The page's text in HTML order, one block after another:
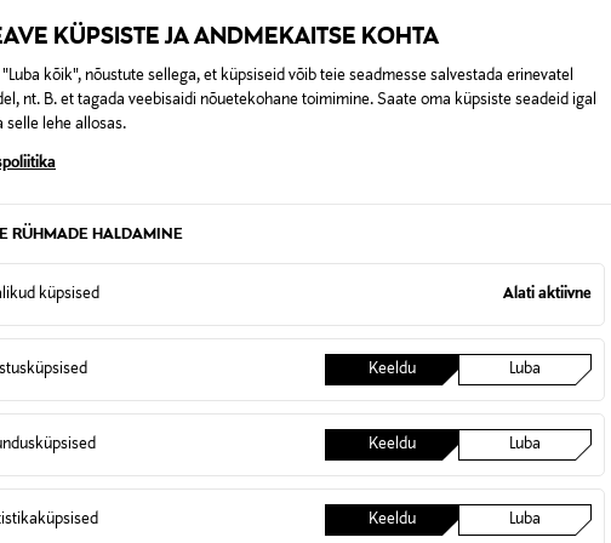
KÜPSISTE JA ANDMEKAITSE KOHTA
kõik", nõustute sellega, et küpsiseid võib teie seadmesse salvestada erinevatel
nt. B. et tagada veebisaidi nõuetekohane toimimine. Saate oma küpsiste seadeid igal
selle lehe allosas.
RÜHMADE HALDAMINE
küpsised Alati aktiivne
Keeldu Luba
Keeldu Luba
Keeldu Luba
Mannerheimintie 105, 00280 Helsinki,
Dermalogica, niisutav kreem,
0,00 €
0,00 € – 4,90 €
lepingust taganeda 30 päeva jooksul alates kauba kättesaamisest.
Tagastatavad suletud pakendis kosmeetika- ja loodustooted peavad
KA